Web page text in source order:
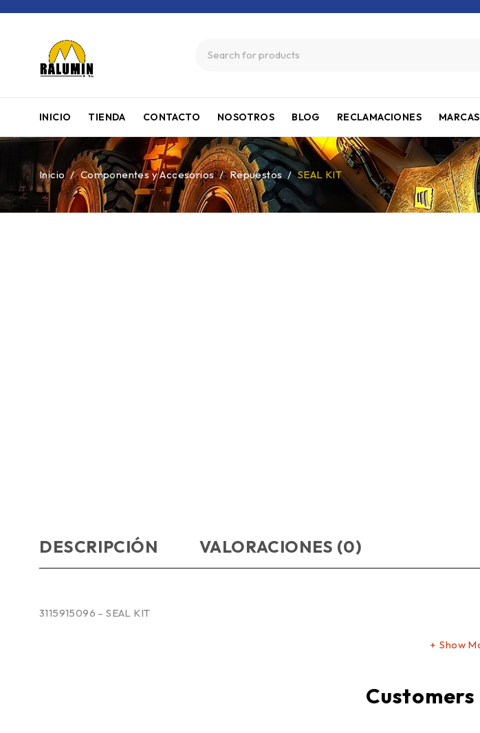
INICIO TIENDA CONTACTO NOSOTROS BLOG RECLAMACIONES MARCAS
Inicio / Componentes y Accesorios / Repuestos / SEAL KIT
DESCRIPCIÓN VALORACIONES (0)
3115915096 – SEAL KIT
Show